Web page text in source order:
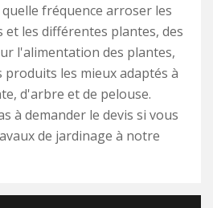
fréquence arroser les
et les différentes plantes, des
l'alimentation des plantes,
produits les mieux adaptés à
d'arbre et de pelouse.
à demander le devis si vous
de jardinage à notre